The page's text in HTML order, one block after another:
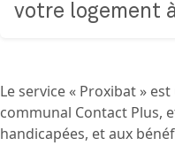
votre logement
Le service « Proxibat »
communal Contact Plus,
handicapées, et aux